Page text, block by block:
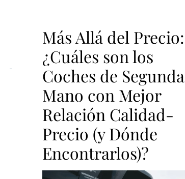
Más Allá del Precio:
¿Cuáles son los
Coches de Segunda
Mano con Mejor
Relación Calidad-
Precio (y Dónde
Encontrarlos)?